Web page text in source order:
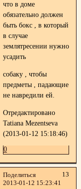
что в доме
обязательно должен
быть бокс , в который
в случае
землятресении нужно
усадить
собаку , чтобы
предметы , падающие
не навредили ей.
Отредактировано
Tatiana Mezentseva
(2013-01-12 15:18:46)
0
Поделиться
13
2013-01-12 15:23:41